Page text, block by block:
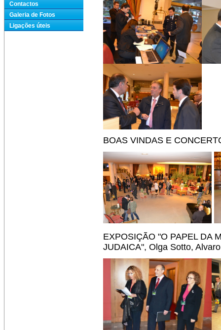
Contactos
Galeria de Fotos
Ligações úteis
BOAS VINDAS E
EXPOSIÇÃO "O PAPEL DA
JUDAICA", Olga Sotto,